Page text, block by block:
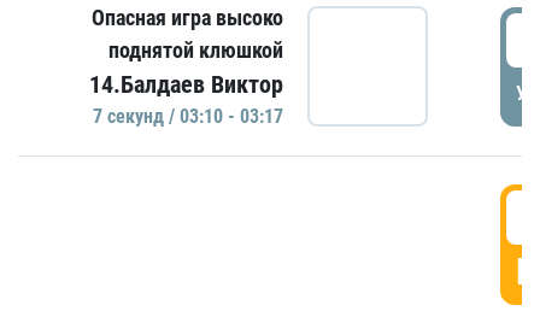
Опасная игра высоко
поднятой клюшкой
14.Балдаев Виктор
7 секунд / 03:10 - 03:17